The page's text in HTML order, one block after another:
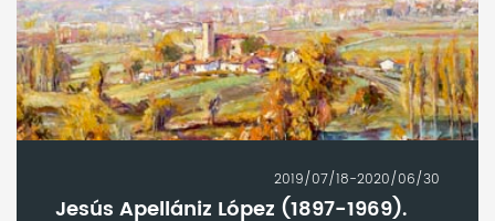
2019/07/18-2020/06/30
Jesús Apellániz López (1897-1969).